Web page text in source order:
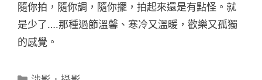
隨你拍，隨你調，隨你擺，拍起來還是有點怪。就
是少了….那種過節溫馨、寒冷又溫暖，歡樂又孤獨
的感覺。
分